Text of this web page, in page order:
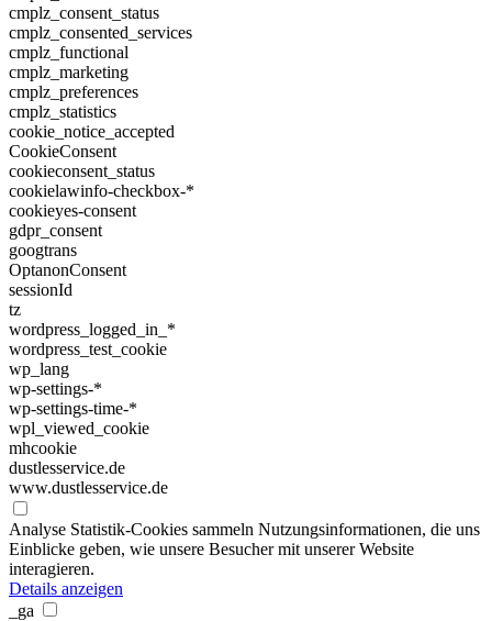
cmplz_consent_status
cmplz_consented_services
cmplz_functional
cmplz_marketing
cmplz_preferences
cmplz_statistics
cookie_notice_accepted
CookieConsent
cookieconsent_status
cookielawinfo-checkbox-*
cookieyes-consent
gdpr_consent
googtrans
OptanonConsent
sessionId
tz
wordpress_logged_in_*
wordpress_test_cookie
wp_lang
wp-settings-*
wp-settings-time-*
wpl_viewed_cookie
mhcookie
dustlesservice.de
www.dustlesservice.de
Analyse Statistik-Cookies sammeln Nutzungsinformationen, die uns
Einblicke geben, wie unsere Besucher mit unserer Website
interagieren.
Details anzeigen
_ga